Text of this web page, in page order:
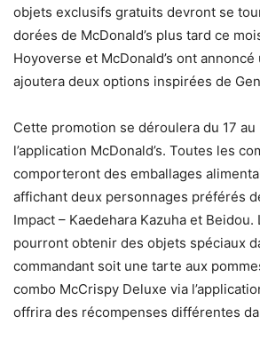
objets exclusifs gratuits devront se
dorées de McDonald’s plus tard ce
Hoyoverse et McDonald’s ont
ajoutera deux options inspirées de
Cette promotion se déroulera du 17
l’application McDonald’s. Toutes les
comporteront des emballages
affichant deux personnages préférés
Impact – Kaedehara Kazuha et Beidou.
pourront obtenir des objets spéciaux
commandant soit une tarte aux
combo McCrispy Deluxe via
offrira des récompenses différentes